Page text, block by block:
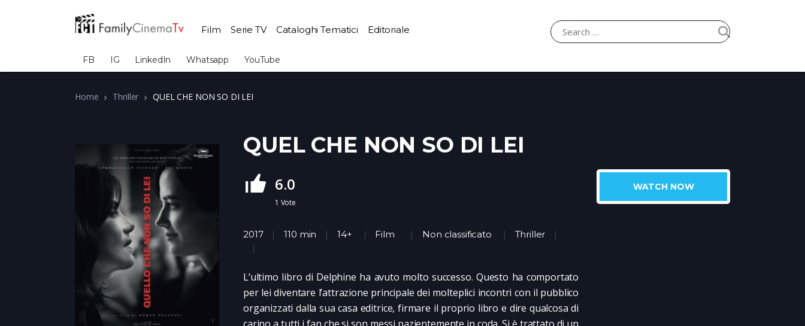
Film Serie TV Cataloghi Tematici Editoriale
FB IG LinkedIn Whatsapp YouTube
Home Thriller QUEL CHE NON SO DI LEI
WATCH NOW
QUEL CHE NON SO DI LEI
6.0
1 Vote
2017 110 min 14+ Film Non classificato Thriller
L’ultimo libro di Delphine ha avuto molto successo. Questo ha comportato
per lei diventare l’attrazione principale dei molteplici incontri con il pubblico
organizzati dalla sua casa editrice, firmare il proprio libro e dire qualcosa di